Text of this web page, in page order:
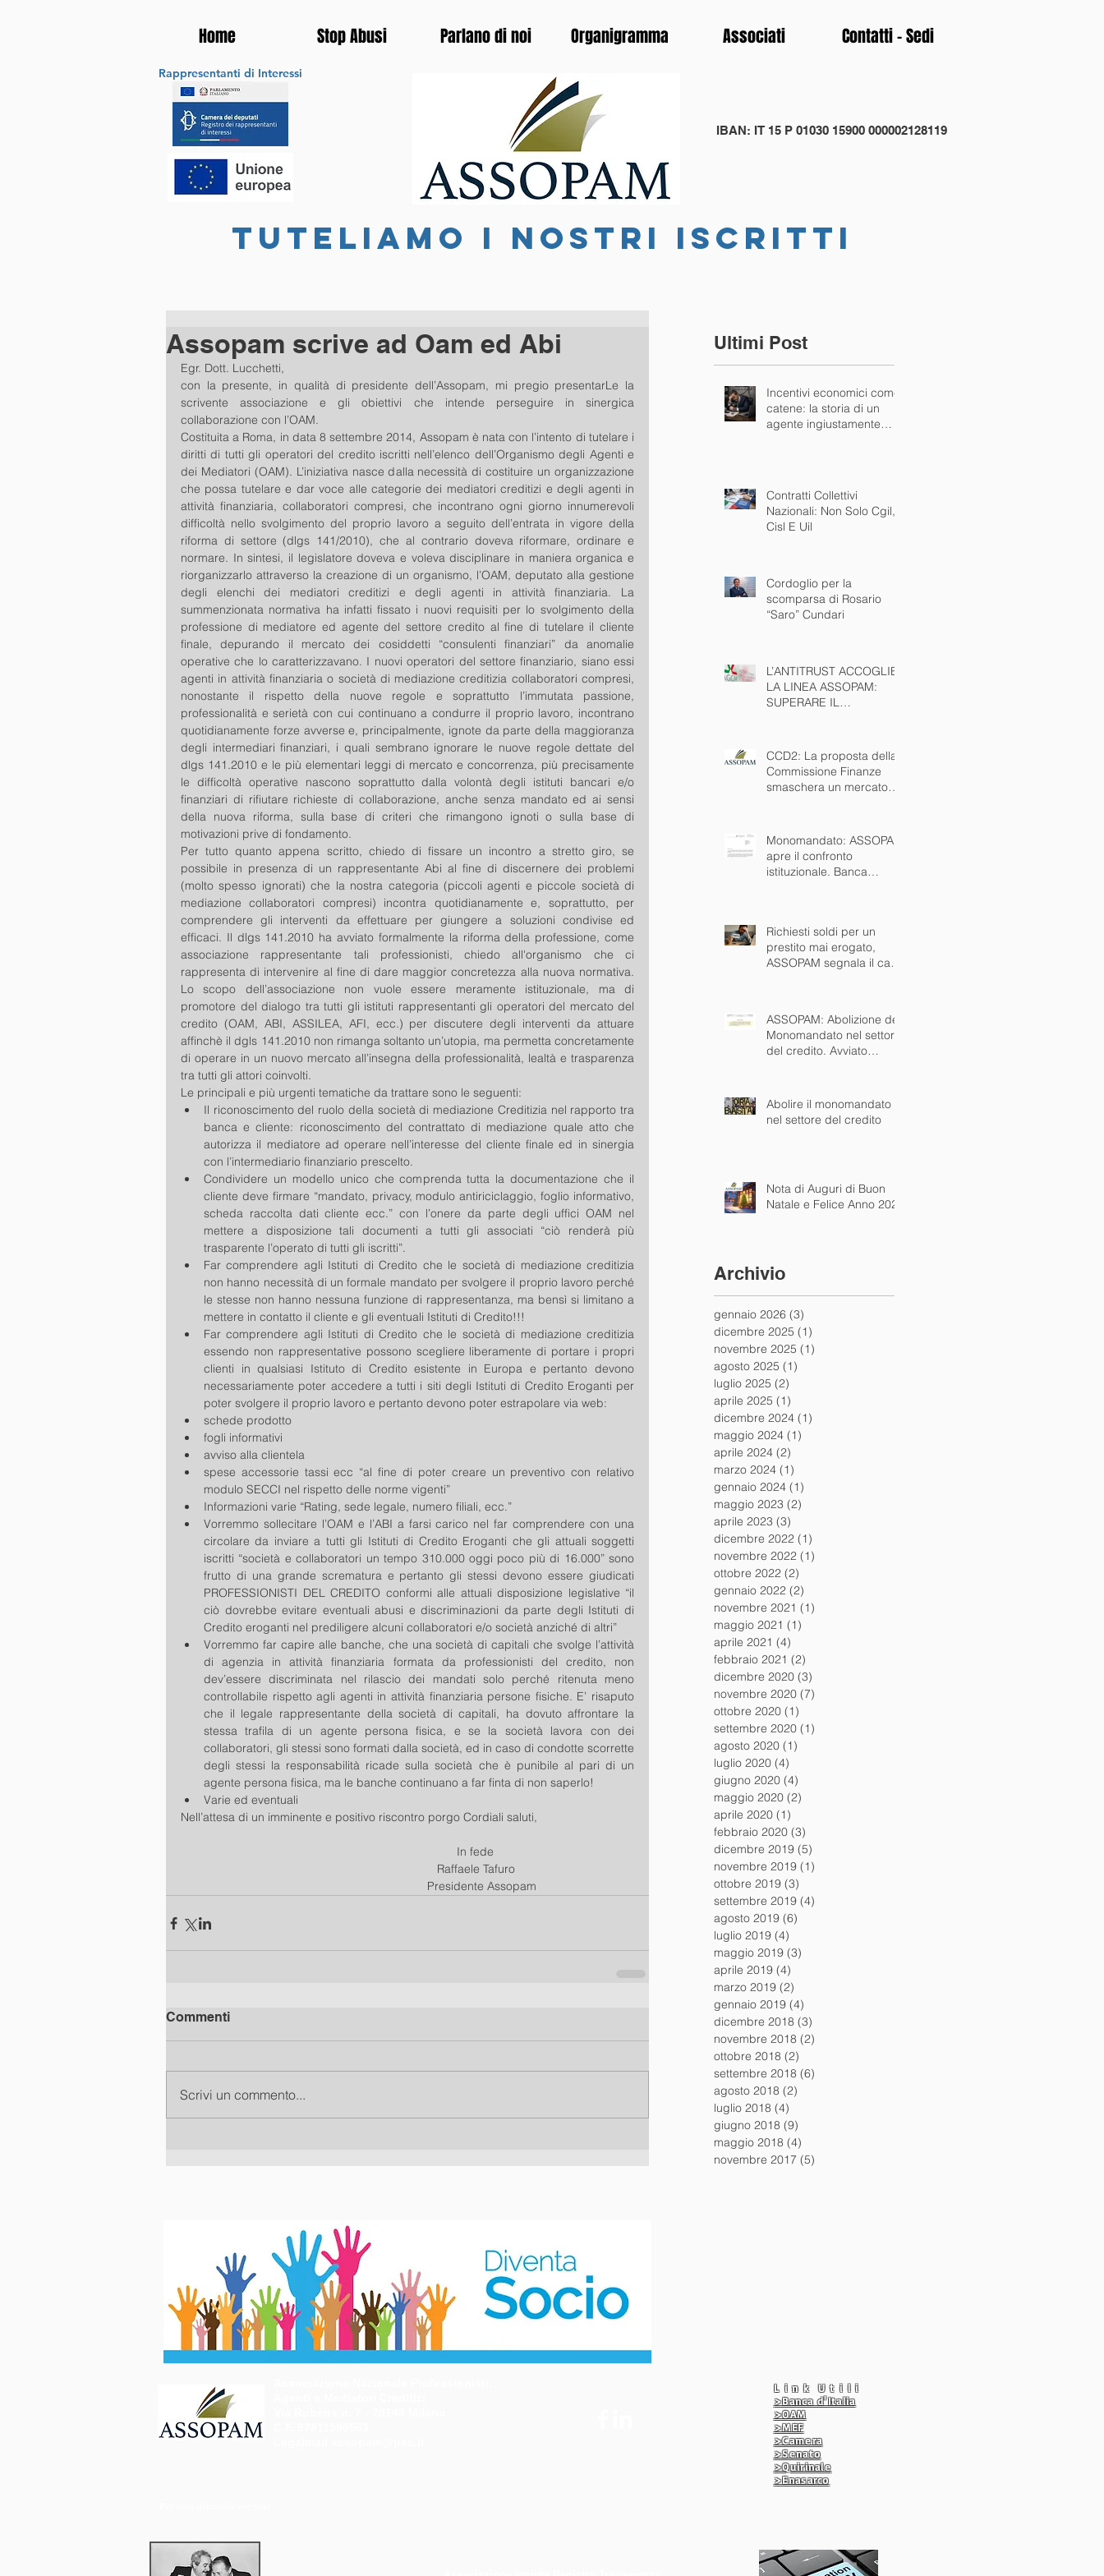
Home Stop Abusi Parlano di noi Organigramma Associati Contatti - Sedi
Rappresentanti di Interessi
IBAN: IT 15 P 01030 15900 000002128119
tuteliamo i nostri iscritti
Assopam scrive ad Oam ed Abi
Egr. Dott. Lucchetti,
con la presente, in qualità di presidente dell’Assopam, mi pregio presentarLe la
scrivente associazione e gli obiettivi che intende perseguire in sinergica
collaborazione con l’OAM.
Costituita a Roma, in data 8 settembre 2014, Assopam è nata con l’intento di tutelare i
diritti di tutti gli operatori del credito iscritti nell’elenco dell’Organismo degli Agenti e
dei Mediatori (OAM). L’iniziativa nasce dalla necessità di costituire un organizzazione
che possa tutelare e dar voce alle categorie dei mediatori creditizi e degli agenti in
attività finanziaria, collaboratori compresi, che incontrano ogni giorno innumerevoli
difficoltà nello svolgimento del proprio lavoro a seguito dell’entrata in vigore della
riforma di settore (dlgs 141/2010), che al contrario doveva riformare, ordinare e
normare. In sintesi, il legislatore doveva e voleva disciplinare in maniera organica e
riorganizzarlo attraverso la creazione di un organismo, l’OAM, deputato alla gestione
degli elenchi dei mediatori creditizi e degli agenti in attività finanziaria. La
summenzionata normativa ha infatti fissato i nuovi requisiti per lo svolgimento della
professione di mediatore ed agente del settore credito al fine di tutelare il cliente
finale, depurando il mercato dei cosiddetti “consulenti finanziari” da anomalie
operative che lo caratterizzavano. I nuovi operatori del settore finanziario, siano essi
agenti in attività finanziaria o società di mediazione creditizia collaboratori compresi,
nonostante il rispetto della nuove regole e soprattutto l’immutata passione,
professionalità e serietà con cui continuano a condurre il proprio lavoro, incontrano
quotidianamente forze avverse e, principalmente, ignote da parte della maggioranza
degli intermediari finanziari, i quali sembrano ignorare le nuove regole dettate del
dlgs 141.2010 e le più elementari leggi di mercato e concorrenza, più precisamente
le difficoltà operative nascono soprattutto dalla volontà degli istituti bancari e/o
finanziari di rifiutare richieste di collaborazione, anche senza mandato ed ai sensi
della nuova riforma, sulla base di criteri che rimangono ignoti o sulla base di
motivazioni prive di fondamento.
Per tutto quanto appena scritto, chiedo di fissare un incontro a stretto giro, se
possibile in presenza di un rappresentante Abi al fine di discernere dei problemi
(molto spesso ignorati) che la nostra categoria (piccoli agenti e piccole società di
mediazione collaboratori compresi) incontra quotidianamente e, soprattutto, per
comprendere gli interventi da effettuare per giungere a soluzioni condivise ed
efficaci. Il dlgs 141.2010 ha avviato formalmente la riforma della professione, come
associazione rappresentante tali professionisti, chiedo all'organismo che ci
rappresenta di intervenire al fine di dare maggior concretezza alla nuova normativa.
Lo scopo dell’associazione non vuole essere meramente istituzionale, ma di
promotore del dialogo tra tutti gli istituti rappresentanti gli operatori del mercato del
credito (OAM, ABI, ASSILEA, AFI, ecc.) per discutere degli interventi da attuare
affinchè il dgls 141.2010 non rimanga soltanto un’utopia, ma permetta concretamente
di operare in un nuovo mercato all’insegna della professionalità, lealtà e trasparenza
tra tutti gli attori coinvolti.
Le principali e più urgenti tematiche da trattare sono le seguenti:
Il riconoscimento del ruolo della società di mediazione Creditizia nel rapporto tra
banca e cliente: riconoscimento del contrattato di mediazione quale atto che
autorizza il mediatore ad operare nell’interesse del cliente finale ed in sinergia
con l’intermediario finanziario prescelto.
Condividere un modello unico che comprenda tutta la documentazione che il
cliente deve firmare “mandato, privacy, modulo antiriciclaggio, foglio informativo,
scheda raccolta dati cliente ecc.” con l’onere da parte degli uffici OAM nel
mettere a disposizione tali documenti a tutti gli associati “ciò renderà più
trasparente l’operato di tutti gli iscritti”.
Far comprendere agli Istituti di Credito che le società di mediazione creditizia
non hanno necessità di un formale mandato per svolgere il proprio lavoro perché
le stesse non hanno nessuna funzione di rappresentanza, ma bensì si limitano a
mettere in contatto il cliente e gli eventuali Istituti di Credito!!!
Far comprendere agli Istituti di Credito che le società di mediazione creditizia
essendo non rappresentative possono scegliere liberamente di portare i propri
clienti in qualsiasi Istituto di Credito esistente in Europa e pertanto devono
necessariamente poter accedere a tutti i siti degli Istituti di Credito Eroganti per
poter svolgere il proprio lavoro e pertanto devono poter estrapolare via web:
schede prodotto
fogli informativi
avviso alla clientela
spese accessorie tassi ecc “al fine di poter creare un preventivo con relativo
modulo SECCI nel rispetto delle norme vigenti”
Informazioni varie “Rating, sede legale, numero filiali, ecc.”
Vorremmo sollecitare l’OAM e l’ABI a farsi carico nel far comprendere con una
circolare da inviare a tutti gli Istituti di Credito Eroganti che gli attuali soggetti
iscritti “società e collaboratori un tempo 310.000 oggi poco più di 16.000” sono
frutto di una grande scrematura e pertanto gli stessi devono essere giudicati
PROFESSIONISTI DEL CREDITO conformi alle attuali disposizione legislative “il
ciò dovrebbe evitare eventuali abusi e discriminazioni da parte degli Istituti di
Credito eroganti nel prediligere alcuni collaboratori e/o società anziché di altri”
Vorremmo far capire alle banche, che una società di capitali che svolge l’attività
di agenzia in attività finanziaria formata da professionisti del credito, non
dev’essere discriminata nel rilascio dei mandati solo perché ritenuta meno
controllabile rispetto agli agenti in attività finanziaria persone fisiche. E’ risaputo
che il legale rappresentante della società di capitali, ha dovuto affrontare la
stessa trafila di un agente persona fisica, e se la società lavora con dei
collaboratori, gli stessi sono formati dalla società, ed in caso di condotte scorrette
degli stessi la responsabilità ricade sulla società che è punibile al pari di un
agente persona fisica, ma le banche continuano a far finta di non saperlo!
Varie ed eventuali
Nell’attesa di un imminente e positivo riscontro porgo Cordiali saluti,
                                                                                    In fede
                                                                              Raffaele Tafuro
                                                                           Presidente Assopam
Commenti
Scrivi un commento...
Ultimi Post
Incentivi economici come
catene: la storia di un
agente ingiustamente
Contratti Collettivi
Nazionali: Non Solo Cgil,
Cisl E Uil
Cordoglio per la
scomparsa di Rosario
“Saro” Cundari
L’ANTITRUST ACCOGLIE
LA LINEA ASSOPAM:
SUPERARE IL
NAZIONALE
CCD2: La proposta della
Commissione Finanze
smaschera un mercato
monomandato
Monomandato: ASSOPAM
apre il confronto
istituzionale. Banca
Richiesti soldi per un
prestito mai erogato,
ASSOPAM segnala il caso
ASSOPAM: Abolizione del
Monomandato nel settore
del credito. Avviato
europee
Abolire il monomandato
nel settore del credito
Nota di Auguri di Buon
Natale e Felice Anno 2025
Archivio
gennaio 2026 (3)
dicembre 2025 (1)
novembre 2025 (1)
agosto 2025 (1)
luglio 2025 (2)
aprile 2025 (1)
dicembre 2024 (1)
maggio 2024 (1)
aprile 2024 (2)
marzo 2024 (1)
gennaio 2024 (1)
maggio 2023 (2)
aprile 2023 (3)
dicembre 2022 (1)
novembre 2022 (1)
ottobre 2022 (2)
gennaio 2022 (2)
novembre 2021 (1)
maggio 2021 (1)
aprile 2021 (4)
febbraio 2021 (2)
dicembre 2020 (3)
novembre 2020 (7)
ottobre 2020 (1)
settembre 2020 (1)
agosto 2020 (1)
luglio 2020 (4)
giugno 2020 (4)
maggio 2020 (2)
aprile 2020 (1)
febbraio 2020 (3)
dicembre 2019 (5)
novembre 2019 (1)
ottobre 2019 (3)
settembre 2019 (4)
agosto 2019 (6)
luglio 2019 (4)
maggio 2019 (3)
aprile 2019 (4)
marzo 2019 (2)
gennaio 2019 (4)
dicembre 2018 (3)
novembre 2018 (2)
ottobre 2018 (2)
settembre 2018 (6)
agosto 2018 (2)
luglio 2018 (4)
giugno 2018 (9)
maggio 2018 (4)
novembre 2017 (5)
L i n k U t i l i
>Banca d'Italia
>OAM
>MEF
>Camera
>Senato
>Quirinale
>Enasarco